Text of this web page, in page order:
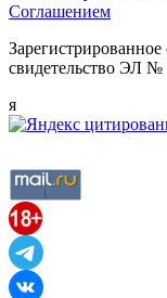
Соглашением
свидетельство ЭЛ №
я